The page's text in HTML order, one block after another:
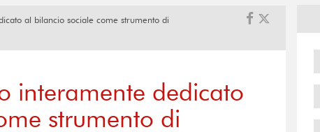
al bilancio sociale come strumento di
interamente dedicato
strumento di